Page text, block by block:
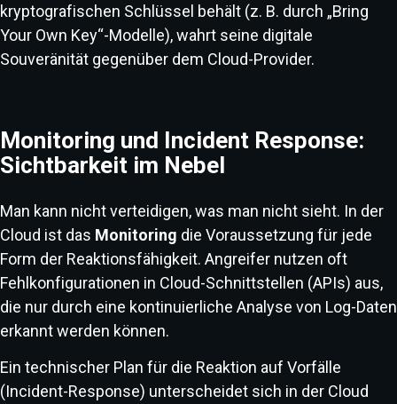
kryptografischen Schlüssel behält (z. B. durch „Bring
Your Own Key“-Modelle), wahrt seine digitale
Souveränität gegenüber dem Cloud-Provider.
Monitoring und Incident Response:
Sichtbarkeit im Nebel
Man kann nicht verteidigen, was man nicht sieht. In der
Cloud ist das Monitoring die Voraussetzung für jede
Form der Reaktionsfähigkeit. Angreifer nutzen oft
Fehlkonfigurationen in Cloud-Schnittstellen (APIs) aus,
die nur durch eine kontinuierliche Analyse von Log-Daten
erkannt werden können.
Ein technischer Plan für die Reaktion auf Vorfälle
(Incident-Response) unterscheidet sich in der Cloud